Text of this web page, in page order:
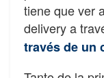
tiene que ver
delivery a
través de un